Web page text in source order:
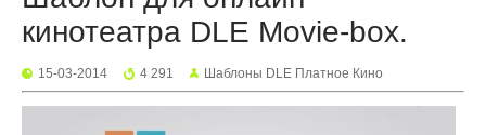
кинотеатра DLE Movie-box.
15-03-2014 4 291 Шаблоны DLE Платное Кино